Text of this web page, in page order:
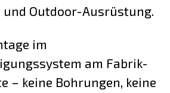
und Outdoor-Ausrüstung.
im
am Fabrik-
– keine Bohrungen, keine